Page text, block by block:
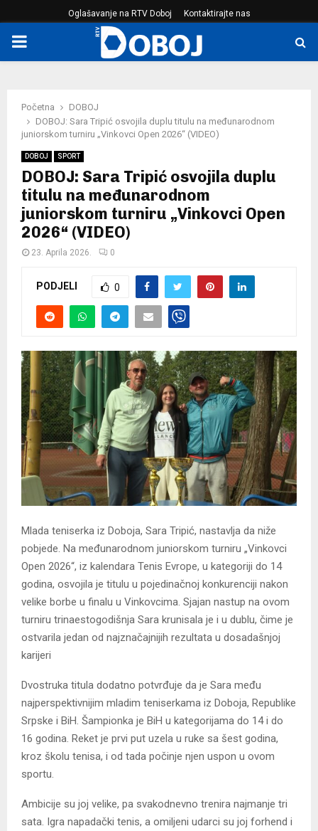
Oglašavanje na RTV Doboj Kontaktirajte nas
PRIMARY
Početna
DOBOJ
DOBOJ: Sara Tripić osvojila duplu titulu na međunarodnom
juniorskom turniru „Vinkovci Open 2026“ (VIDEO)
DOBOJ SPORT
DOBOJ: Sara Tripić osvojila duplu
titulu na međunarodnom
juniorskom turniru „Vinkovci Open
2026“ (VIDEO)
23. Aprila 2026. 0
PODJELI 0
Mlada teniserka iz Doboja, Sara Tripić, nastavlja da niže
pobjede. Na međunarodnom juniorskom turniru „Vinkovci
Open 2026“, iz kalendara Tenis Evrope, u kategoriji do 14
godina, osvojila je titulu u pojedinačnoj konkurenciji nakon
velike borbe u finalu u Vinkovcima. Sjajan nastup na ovom
turniru trinaestogodišnja Sara krunisala je i u dublu, čime je
ostvarila jedan od najznačajnijih rezultata u dosadašnjoj
karijeri
Dvostruka titula dodatno potvrđuje da je Sara među
najperspektivnijim mladim teniserkama iz Doboja, Republike
Srpske i BiH. Šampionka je BiH u kategorijama do 14 i do
16 godina. Reket je prvi put uzela u ruke sa šest godina,
kroz školu tenisa, i od tada počinje njen uspon u ovom
sportu.
Ambicije su joj velike, pa svakodnevno trenira najmanje tri
sata. Igra napadački tenis, a omiljeni udarci su joj forhend i